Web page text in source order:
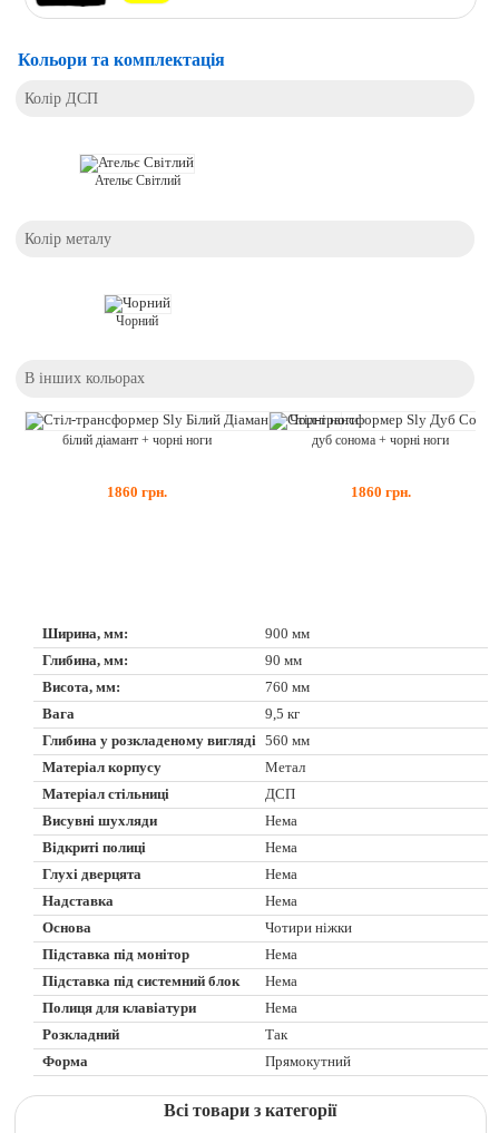
Кольори та комплектація
Колір ДСП
Ательє Світлий
Колір металу
Чорний
В інших кольорах
білий діамант + чорні ноги
1860 грн.
дуб сонома + чорні ноги
1860 грн.
Ширина, мм:
900 мм
Глибина, мм:
90 мм
Висота, мм:
760 мм
Вага
9,5 кг
Глибина у розкладеному вигляді 560 мм
Матеріал корпусу
Метал
Матеріал стільниці
ДСП
Висувні шухляди
Нема
Відкриті полиці
Нема
Глухі дверцята
Нема
Надставка
Нема
Основа
Чотири ніжки
Підставка під монітор
Нема
Підставка під системний блок
Нема
Полиця для клавіатури
Нема
Розкладний
Так
Форма
Прямокутний
Всі товари з категорії